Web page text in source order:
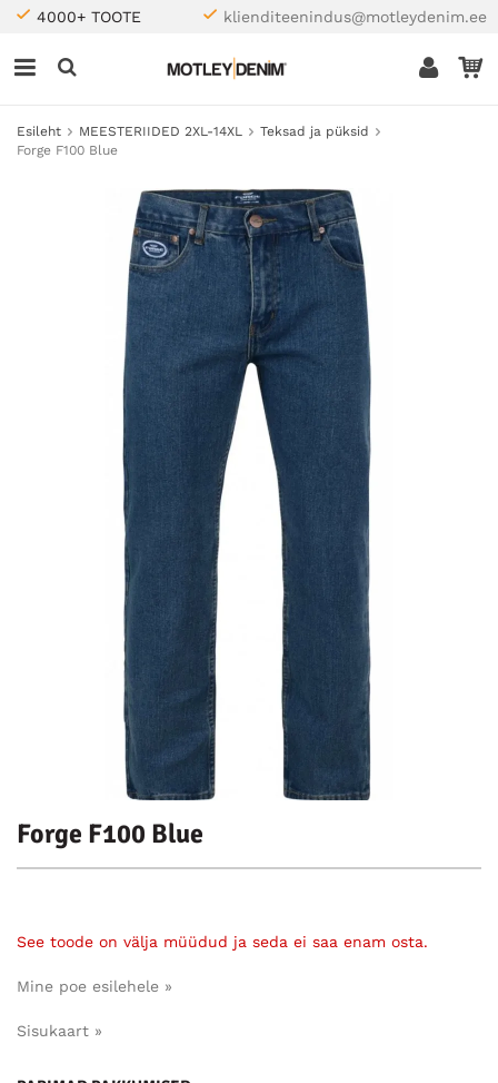
4000+ TOOTE klienditeenindus@motleydenim.ee
Esileht MEESTERIIDED 2XL-14XL
Teksad ja püksid
Forge F100 Blue
Forge F100 Blue
See toode on välja müüdud ja seda ei saa enam osta.
Mine poe esilehele »
Sisukaart »